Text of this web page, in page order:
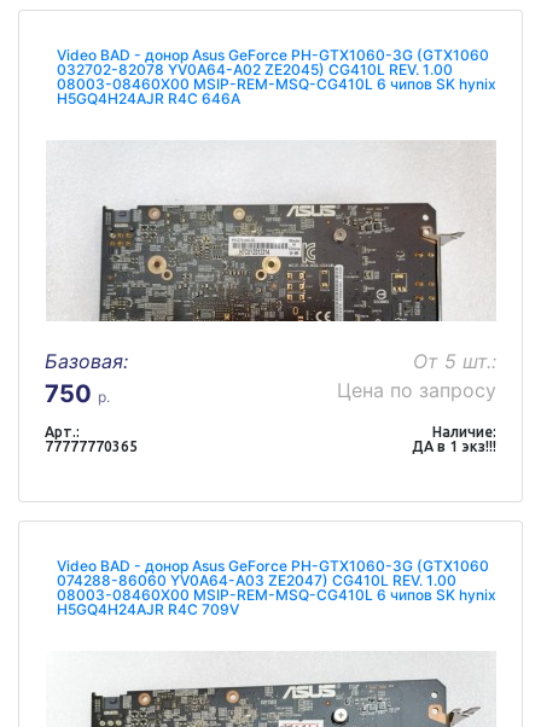
Video BAD - донор Asus GeForce PH-GTX1060-3G (GTX1060
032702-82078 YV0A64-A02 ZE2045) CG410L REV. 1.00
08003-08460X00 MSIP-REM-MSQ-CG410L 6 чипов SK hynix
H5GQ4H24AJR R4C 646A
Базовая:
750 р.
От 5 шт.:
Цена по запросу
Арт.:
77777770365
Наличие:
ДА в 1 экз!!!
Video BAD - донор Asus GeForce PH-GTX1060-3G (GTX1060
074288-86060 YV0A64-A03 ZE2047) CG410L REV. 1.00
08003-08460X00 MSIP-REM-MSQ-CG410L 6 чипов SK hynix
H5GQ4H24AJR R4C 709V